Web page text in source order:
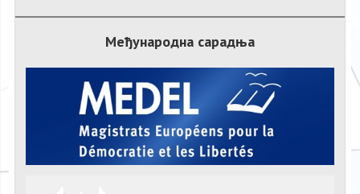
Међународна сарадња